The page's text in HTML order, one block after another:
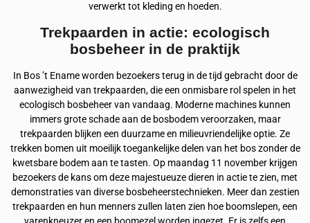
verwerkt tot kleding en hoeden.
Trekpaarden in actie: ecologisch
bosbeheer in de praktijk
In Bos ’t Ename worden bezoekers terug in de tijd gebracht door de
aanwezigheid van trekpaarden, die een onmisbare rol spelen in het
ecologisch bosbeheer van vandaag. Moderne machines kunnen
immers grote schade aan de bosbodem veroorzaken, maar
trekpaarden blijken een duurzame en milieuvriendelijke optie. Ze
trekken bomen uit moeilijk toegankelijke delen van het bos zonder de
kwetsbare bodem aan te tasten. Op maandag 11 november krijgen
bezoekers de kans om deze majestueuze dieren in actie te zien, met
demonstraties van diverse bosbeheerstechnieken. Meer dan zestien
trekpaarden en hun menners zullen laten zien hoe boomslepen, een